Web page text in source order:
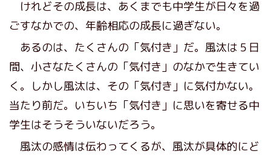
けれどその成長は、あくまでも中学生が日々を過
ごすなかでの、年齢相応の成長に過ぎない。
あるのは、たくさんの「気付き」だ。風汰は５日
間、小さなたくさんの「気付き」のなかで生きてい
く。しかし風汰は、その「気付き」に気付かない。
当たり前だ。いちいち「気付き」に思いを寄せる中
学生はそうそういないだろう。
風汰の感情は伝わってくるが、風汰が具体的にど